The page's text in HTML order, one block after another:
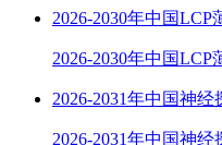
2026-2030年中国
2026-2030年中国LCP
2026-2031年中国神
2026-2031年中国神